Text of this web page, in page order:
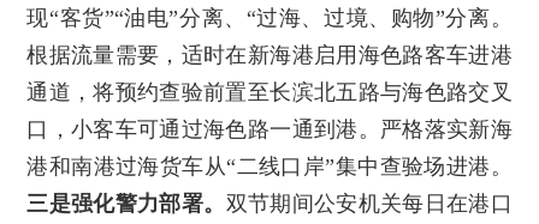
现“客货”“油电”分离、“过海、过境、购物”分离。
根据流量需要，适时在新海港启用海色路客车进港
通道，将预约查验前置至长滨北五路与海色路交叉
口，小客车可通过海色路一通到港。严格落实新海
港和南港过海货车从“二线口岸”集中查验场进港。
三是强化警力部署。 双节期间公安机关每日在港口